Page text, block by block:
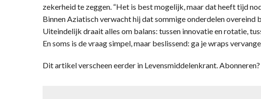
zekerheid te zeggen. “Het is best mogelijk, maar dat heeft tijd
Binnen Aziatisch verwacht hij dat sommige onderdelen overeind
Uiteindelijk draait alles om balans: tussen innovatie en rotatie,
En soms is de vraag simpel, maar beslissend: ga je wraps
Dit artikel verscheen eerder in Levensmiddelenkrant. Abonneren?